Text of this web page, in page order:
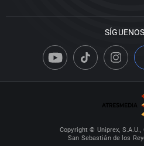
Copyright © Uniprex,
San Sebastián de los